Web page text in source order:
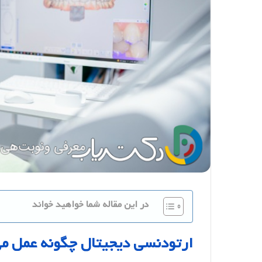
در این مقاله شما خواهید خواند
ارتودنسیدیجیتالچگونهعمل